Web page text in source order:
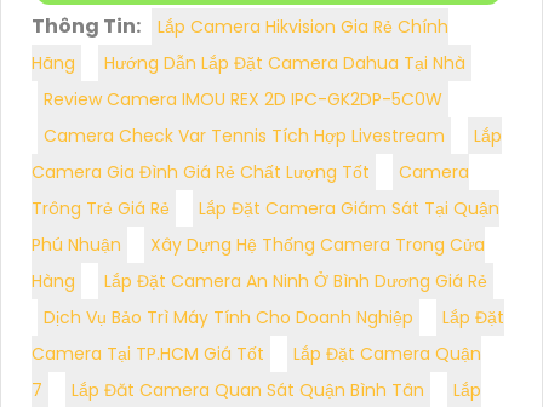
Thông Tin:
Lắp Camera Hikvision Gia Rẻ Chính
Hãng
Hướng Dẫn Lắp Đặt Camera Dahua Tại Nhà
Review Camera IMOU REX 2D IPC-GK2DP-5C0W
Camera Check Var Tennis Tích Hợp Livestream
Lắp
Camera Gia Đình Giá Rẻ Chất Lượng Tốt
Camera
Trông Trẻ Giá Rẻ
Lắp Đặt Camera Giám Sát Tại Quận
Phú Nhuận
Xây Dựng Hệ Thống Camera Trong Cửa
Hàng
Lắp Đặt Camera An Ninh Ở Bình Dương Giá Rẻ
Dịch Vụ Bảo Trì Máy Tính Cho Doanh Nghiệp
Lắp Đặt
Camera Tại TP.HCM Giá Tốt
Lắp Đặt Camera Quận
7
Lắp Đăt Camera Quan Sát Quận Bình Tân
Lắp